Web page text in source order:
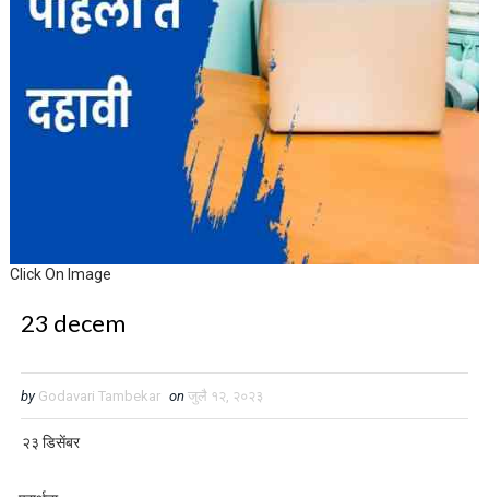
Click On Image
23 decem
by Godavari Tambekar on जुलै १२, २०२३
२३ डिसेंबर